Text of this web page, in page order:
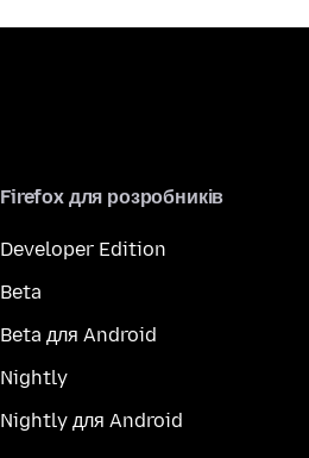
Firefox для розробників
Developer Edition
Beta
Beta для Android
Nightly
Nightly для Android